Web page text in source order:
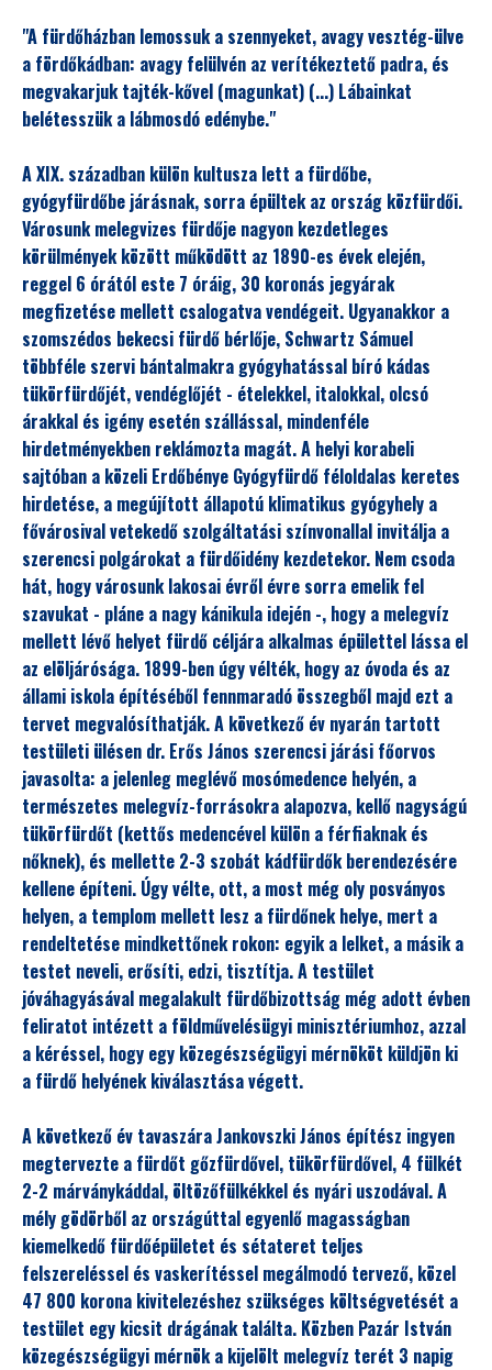
"A fürdőházban lemossuk a szennyeket, avagy vesztég-ülve
a fördőkádban: avagy felülvén az verítékeztető padra, és
megvakarjuk tajték-kővel (magunkat) (...) Lábainkat
belétesszük a lábmosdó edénybe."
A XIX. században külön kultusza lett a fürdőbe,
gyógyfürdőbe járásnak, sorra épültek az ország közfürdői.
Városunk melegvizes fürdője nagyon kezdetleges
körülmények között működött az 1890-es évek elején,
reggel 6 órától este 7 óráig, 30 koronás jegyárak
megfizetése mellett csalogatva vendégeit. Ugyanakkor a
szomszédos bekecsi fürdő bérlője, Schwartz Sámuel
többféle szervi bántalmakra gyógyhatással bíró kádas
tükörfürdőjét, vendéglőjét - ételekkel, italokkal, olcsó
árakkal és igény esetén szállással, mindenféle
hirdetményekben reklámozta magát. A helyi korabeli
sajtóban a közeli Erdőbénye Gyógyfürdő féloldalas keretes
hirdetése, a megújított állapotú klimatikus gyógyhely a
fővárosival vetekedő szolgáltatási színvonallal invitálja a
szerencsi polgárokat a fürdőidény kezdetekor. Nem csoda
hát, hogy városunk lakosai évről évre sorra emelik fel
szavukat - pláne a nagy kánikula idején -, hogy a melegvíz
mellett lévő helyet fürdő céljára alkalmas épülettel lássa el
az elöljárósága. 1899-ben úgy vélték, hogy az óvoda és az
állami iskola építéséből fennmaradó összegből majd ezt a
tervet megvalósíthatják. A következő év nyarán tartott
testületi ülésen dr. Erős János szerencsi járási főorvos
javasolta: a jelenleg meglévő mosómedence helyén, a
természetes melegvíz-forrásokra alapozva, kellő nagyságú
tükörfürdőt (kettős medencével külön a férfiaknak és
nőknek), és mellette 2-3 szobát kádfürdők berendezésére
kellene építeni. Úgy vélte, ott, a most még oly posványos
helyen, a templom mellett lesz a fürdőnek helye, mert a
rendeltetése mindkettőnek rokon: egyik a lelket, a másik a
testet neveli, erősíti, edzi, tisztítja. A testület
jóváhagyásával megalakult fürdőbizottság még adott évben
feliratot intézett a földművelésügyi minisztériumhoz, azzal
a kéréssel, hogy egy közegészségügyi mérnököt küldjön ki
a fürdő helyének kiválasztása végett.
A következő év tavaszára Jankovszki János építész ingyen
megtervezte a fürdőt gőzfürdővel, tükörfürdővel, 4 fülkét
2-2 márványkáddal, öltözőfülkékkel és nyári uszodával. A
mély gödörből az országúttal egyenlő magasságban
kiemelkedő fürdőépületet és sétateret teljes
felszereléssel és vaskerítéssel megálmodó tervező, közel
47 800 korona kivitelezéshez szükséges költségvetését a
testület egy kicsit drágának találta. Közben Pazár István
közegészségügyi mérnök a kijelölt melegvíz terét 3 napig